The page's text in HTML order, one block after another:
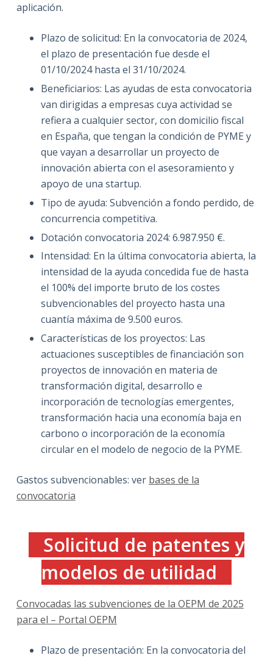
aplicación.
Plazo de solicitud: En la convocatoria de 2024,
el plazo de presentación fue desde el
01/10/2024 hasta el 31/10/2024.
Beneficiarios: Las ayudas de esta convocatoria
van dirigidas a empresas cuya actividad se
refiera a cualquier sector, con domicilio fiscal
en España, que tengan la condición de PYME y
que vayan a desarrollar un proyecto de
innovación abierta con el asesoramiento y
apoyo de una startup.
Tipo de ayuda: Subvención a fondo perdido, de
concurrencia competitiva.
Dotación convocatoria 2024: 6.987.950 €.
Intensidad: En la última convocatoria abierta, la
intensidad de la ayuda concedida fue de hasta
el 100% del importe bruto de los costes
subvencionables del proyecto hasta una
cuantía máxima de 9.500 euros.
Características de los proyectos: Las
actuaciones susceptibles de financiación son
proyectos de innovación en materia de
transformación digital, desarrollo e
incorporación de tecnologías emergentes,
transformación hacia una economía baja en
carbono o incorporación de la economía
circular en el modelo de negocio de la PYME.
Gastos subvencionables: ver bases de la
convocatoria
Solicitud de patentes y
modelos de utilidad
Convocadas las subvenciones de la OEPM de 2025
para el – Portal OEPM
Plazo de presentación: En la convocatoria del